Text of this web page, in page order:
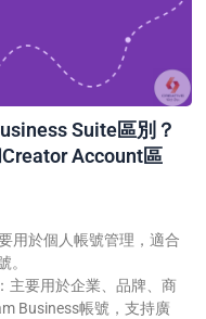
Suite區別？
Account區
用於個人帳號管理，適合
。
主要用於企業、品牌、商
Business帳號，支持廣